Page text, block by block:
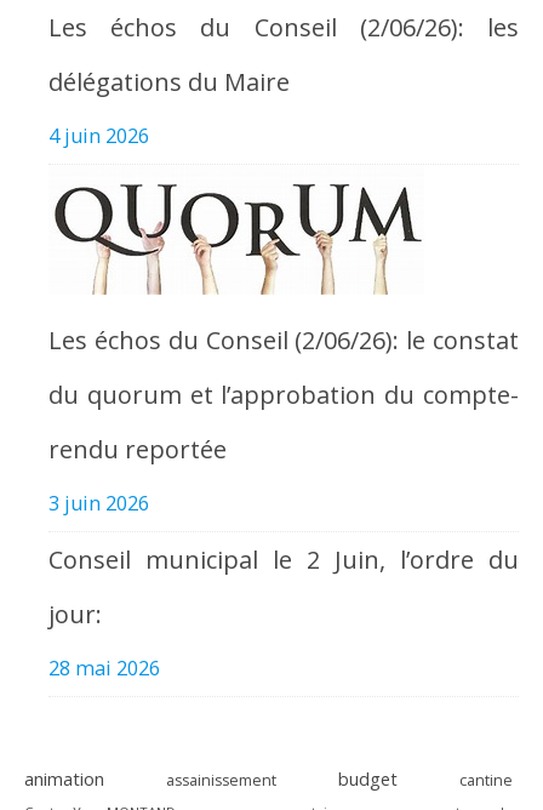
Les échos du Conseil (2/06/26): les
délégations du Maire
4 juin 2026
Les échos du Conseil (2/06/26): le constat
du quorum et l’approbation du compte-
rendu reportée
3 juin 2026
Conseil municipal le 2 Juin, l’ordre du
jour:
28 mai 2026
animation assainissement budget cantine